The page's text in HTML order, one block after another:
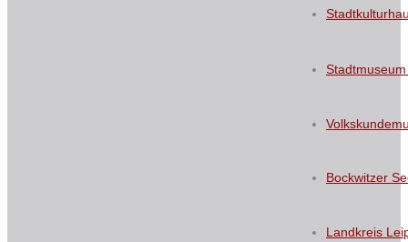
Bockwitzer
Landkreis